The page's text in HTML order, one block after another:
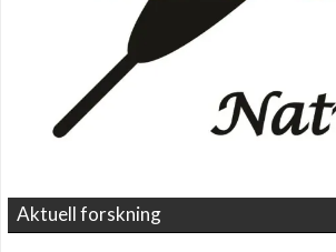
Aktuell forskning